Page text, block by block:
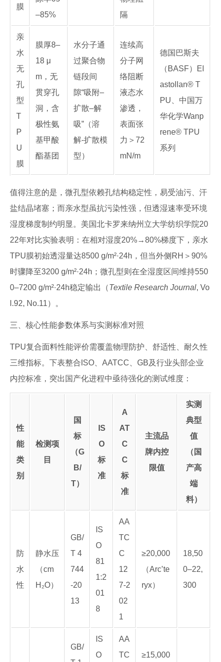
膜
–85%
隔
亲
水
无
孔
型
T
P
U
膜
膜厚8–
18 μ
m，无
贯穿孔
洞，含
极性氨
基甲酸
酯基团
水分子通
过聚合物
链段间
隙“吸附–
扩散–解
吸”（溶
解-扩散模
型）
连续高
分子网
络阻断
液态水
渗透，
表面张
力＞72
mN/m
德国巴斯夫
（BASF）El
astollan® T
PU、中国万
华化学Wanp
rene® TPU
系列
值得注意的是，微孔型依赖孔结构稳定性，易受油污、汗
盐结晶堵塞；而亲水型虽抗污染性强，但透湿速率受环境
湿度梯度制约明显。美国北卡罗来纳州立大学纺织学院20
22年对比实验表明：在相对湿度20%→80%梯度下，亲水
TPU膜初始透湿量达8500 g/m²·24h，但当外侧RH＞90%
时骤降至3200 g/m²·24h；微孔型则在全湿度区间维持550
0–7200 g/m²·24h稳定输出（Textile Research Journal, Vo
l.92, No.11）。
三、核心性能参数体系与实测标准对照
TPU复合面料性能评价需覆盖物理防护、舒适性、耐久性
三维指标。下表整合ISO、AATCC、GB及行业头部企业
内控标准，突出国产化进程中亟待强化的测试维度：
性
能
类
别
检测项
目
国
标
（G
B/
T）
IS
O
标
准
A
AT
C
C
标
准
主流品
牌内控
限值
实测
典型
值
（国
产高
端
料）
防
水
性
静水压
（cm
H₂O）
GB/
T 4
744
-20
13
IS
O
81
1:2
01
8
AA
TC
C
12
7-2
02
1
≥20,000
（Arc’te
ryx）
18,50
0–22,
300
GB/
IS
O
AA
TC
≥15,000